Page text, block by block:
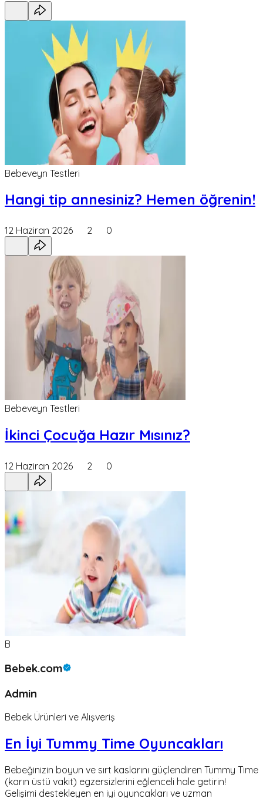
Bebeveyn Testleri
Hangi tip annesiniz? Hemen öğrenin!
12 Haziran 2026 2 0
Bebeveyn Testleri
İkinci Çocuğa Hazır Mısınız?
12 Haziran 2026 2 0
B
Bebek.com
Admin
Bebek Ürünleri ve Alışveriş
En İyi Tummy Time Oyuncakları
Bebeğinizin boyun ve sırt kaslarını güçlendiren Tummy Time
(karın üstü vakit) egzersizlerini eğlenceli hale getirin!
Gelişimi destekleyen en iyi oyuncakları ve uzman